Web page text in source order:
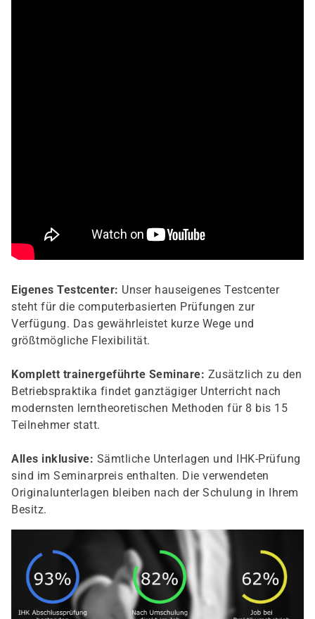
Eigenes Testcenter: Unser hauseigenes Testcenter
steht für die computerbasierten Prüfungen zur
Verfügung. Das gewährleistet kurze Wege und
größtmögliche Flexibilität.
Komplett trainergeführte Seminare: Zusätzlich zu den
Betriebspraktika findet ganztägiger Unterricht nach
modernsten lerntheoretischen Methoden für 8 bis 15
Teilnehmer statt.
Alles inklusive: Sämtliche Unterlagen und IHK-Prüfung
sind im Seminarpreis enthalten. Die verwendeten
Originalunterlagen bleiben nach der Schulung in Ihrem
Besitz.